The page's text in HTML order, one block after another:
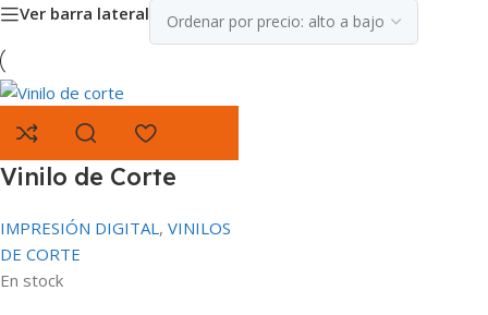
Ver barra lateral
Vinilo de Corte
IMPRESIÓN DIGITAL , VINILOS
DE CORTE
En stock